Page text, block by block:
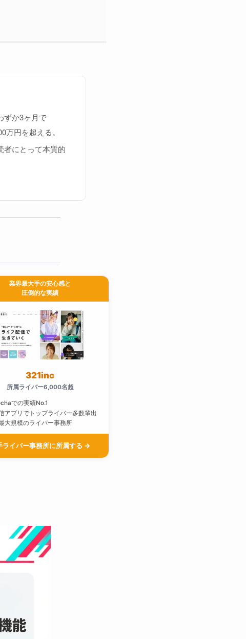
ずか3ヶ月で
円を超える。
者にとって本質的
業界最大手の安心感と
圧倒的な実績
321inc
所属ライバー6,000名超
での実績No.1
アプリでトップライバー多数輩出
大規模のライバー事務所
ライバー事務所に所属する →